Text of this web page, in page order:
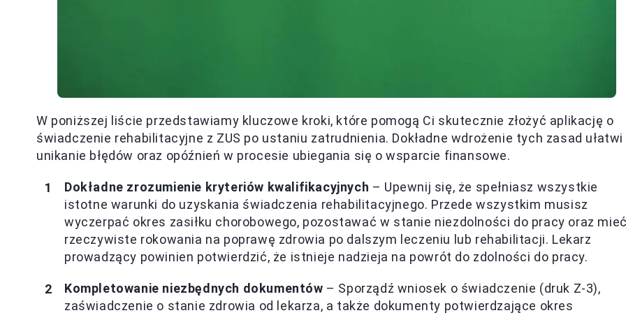
W poniższej liście przedstawiamy kluczowe kroki, które pomogą Ci skutecznie złożyć aplikację o
świadczenie rehabilitacyjne z ZUS po ustaniu zatrudnienia. Dokładne wdrożenie tych zasad ułatwi
unikanie błędów oraz opóźnień w procesie ubiegania się o wsparcie finansowe.
Dokładne zrozumienie kryteriów kwalifikacyjnych – Upewnij się, że spełniasz wszystkie
istotne warunki do uzyskania świadczenia rehabilitacyjnego. Przede wszystkim musisz
wyczerpać okres zasiłku chorobowego, pozostawać w stanie niezdolności do pracy oraz
rzeczywiste rokowania na poprawę zdrowia po dalszym leczeniu lub rehabilitacji. Lekarz
prowadzący powinien potwierdzić, że istnieje nadzieja na powrót do zdolności do pracy.
Kompletowanie niezbędnych dokumentów – Sporządź wniosek o świadczenie (druk Z-3),
zaświadczenie o stanie zdrowia od lekarza, a także dokumenty potwierdzające okres